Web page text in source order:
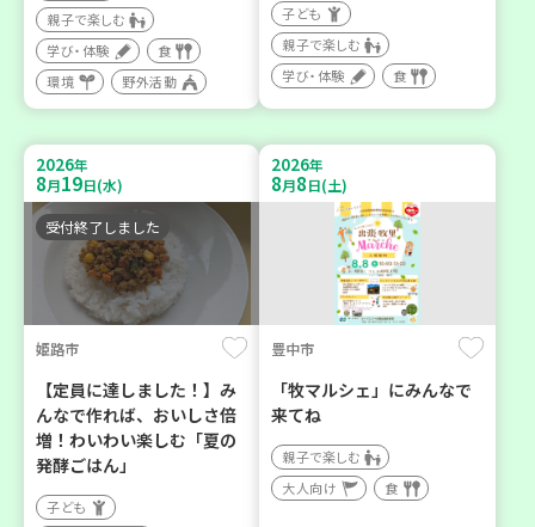
親子で楽しむ
学び・体験
食
環境
野外活動
子ども
親子で楽しむ
学び・体験
食
2026年
8月19日(水)
受付終了しました
姫路市
【定員に達しました！】み
んなで作れば、おいしさ倍
増！わいわい楽しむ「夏の
発酵ごはん」
子ども
2026年
8月8日(土)
豊中市
「牧マルシェ」にみんなで
来てね
親子で楽しむ
大人向け
食